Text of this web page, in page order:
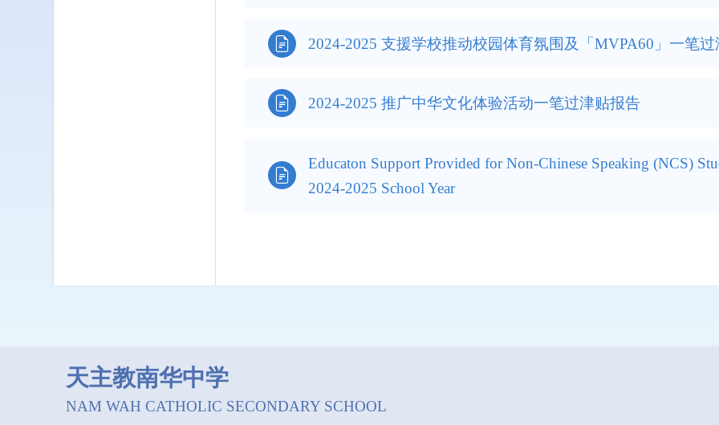
 2024-2025 支援学校推动校园体育氛围及「MVPA60」一笔
 2024-2025 推广中华文化体验活动一笔过津贴报告

Educaton Support Provided for Non-Chinese Speaking (NCS)
2024-2025 School Year
天主教南华中学
NAM WAH CATHOLIC SECONDARY SCHOOL